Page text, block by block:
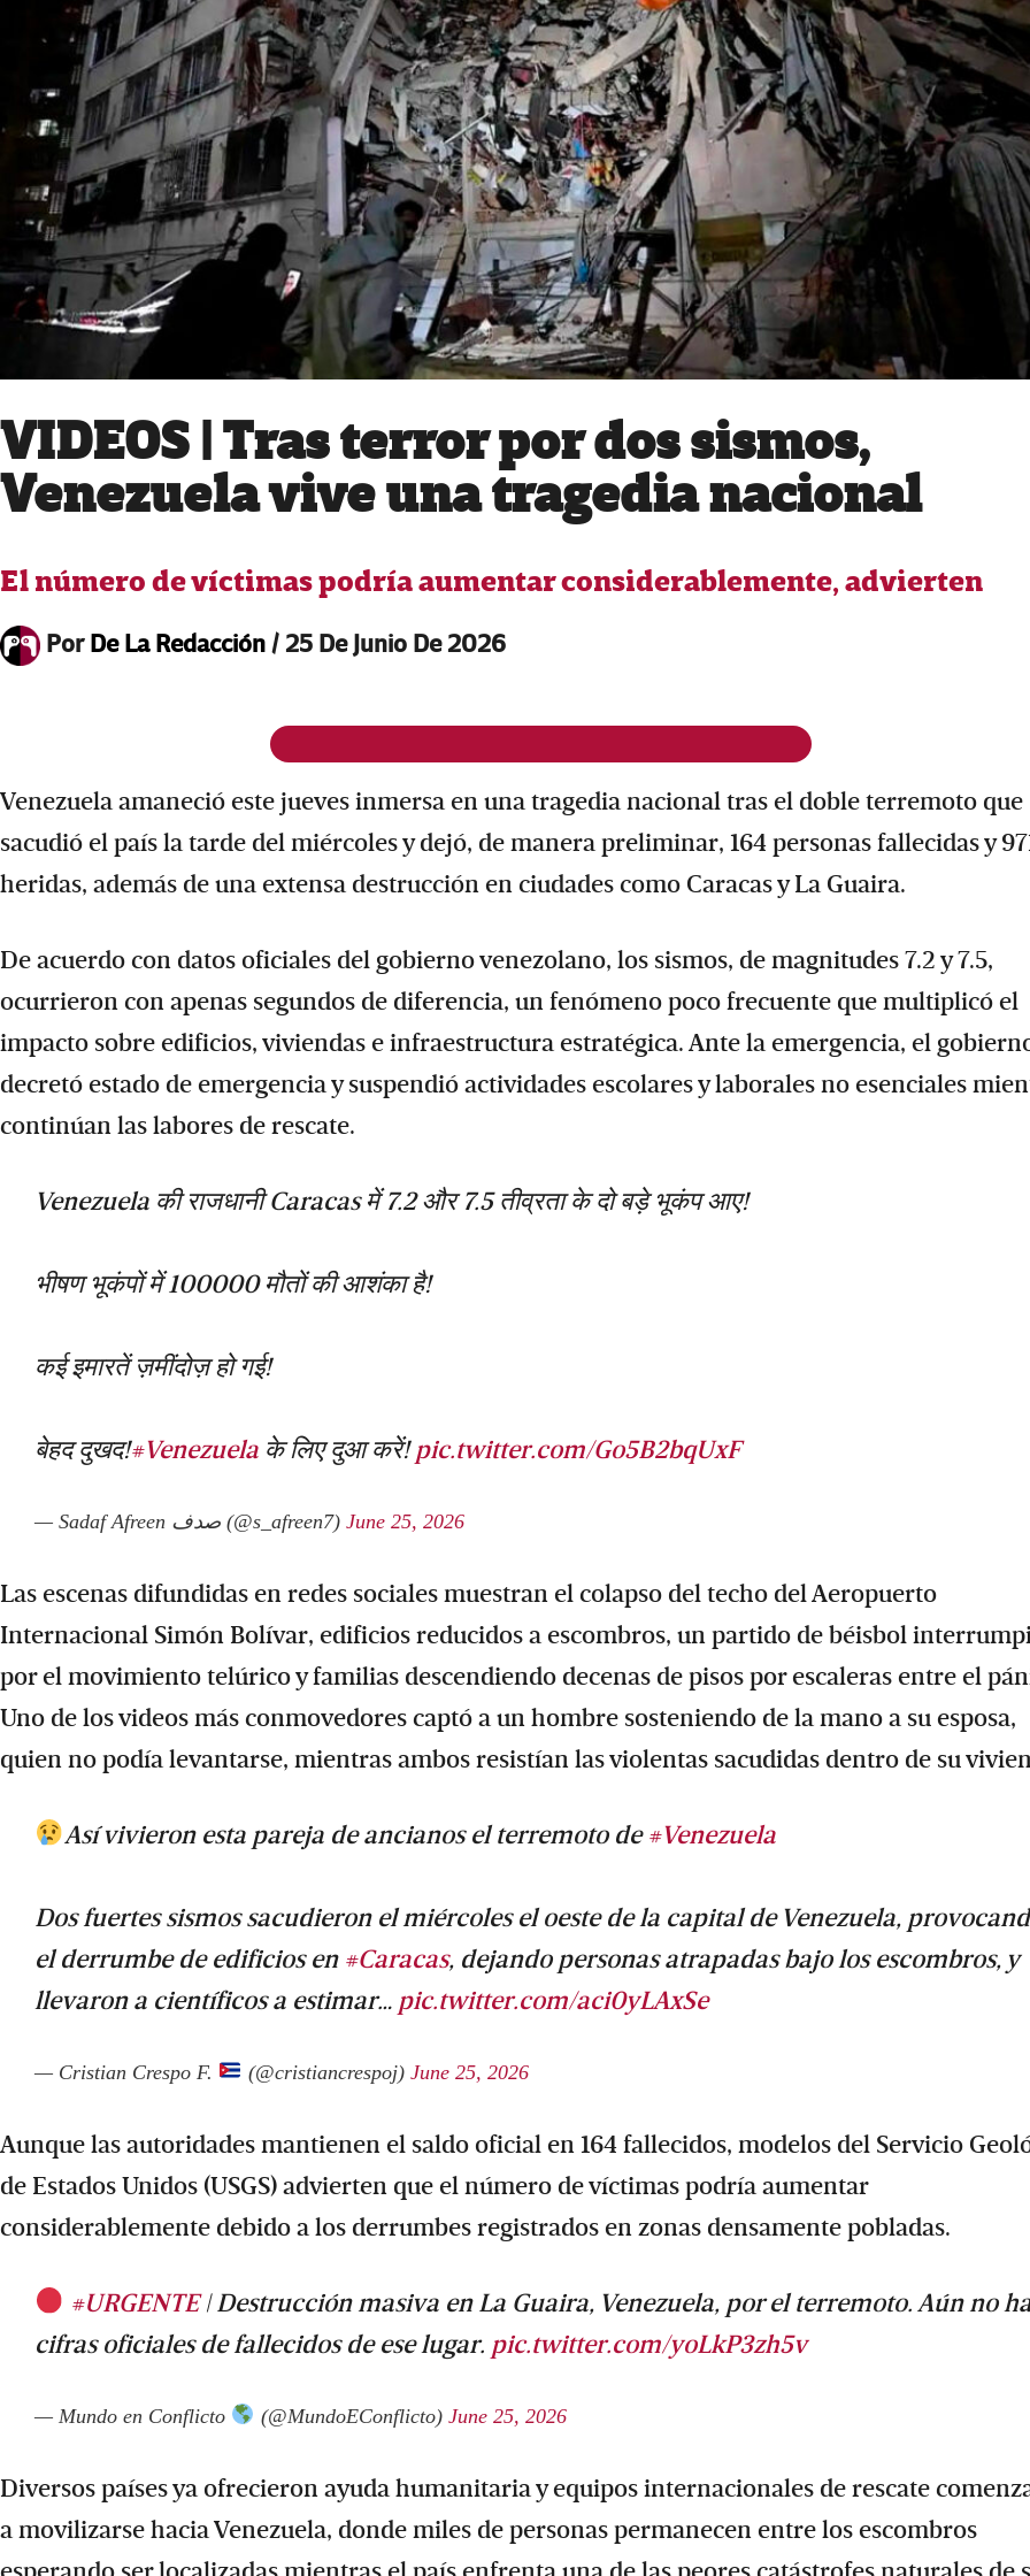
VIDEOS | Tras terror por dos sismos,
Venezuela vive una tragedia nacional
El número de víctimas podría aumentar considerablemente, advierten
PorDe La Redacción/ 25 De Junio De 2026
Venezuela amaneció este jueves inmersa en una tragedia nacional tras el doble terremoto que
sacudió el país la tarde del miércoles y dejó, de manera preliminar, 164 personas fallecidas y
heridas, además de una extensa destrucción en ciudades como Caracas y La Guaira.
De acuerdo con datos oficiales del gobierno venezolano, los sismos, de magnitudes 7.2 y 7.5,
ocurrieron con apenas segundos de diferencia, un fenómeno poco frecuente que multiplicó el
impacto sobre edificios, viviendas e infraestructura estratégica. Ante la emergencia, el
decretó estado de emergencia y suspendió actividades escolares y laborales no esenciales
continúan las labores de rescate.
Venezuela की राजधानी Caracas में 7.2 और 7.5 तीव्रता के दो बड़े भूकंप आए!
भीषण भूकंपों में 100000 मौतों की आशंका है!
कई इमारतें ज़मींदोज़ हो गई!
बेहद दुखद!#Venezuela के लिए दुआ करें!pic.twitter.com/Go5B2bqUxF
— Sadaf Afreen صدف (@s_afreen7) June 25, 2026
Las escenas difundidas en redes sociales muestran el colapso del techo del Aeropuerto
Internacional Simón Bolívar, edificios reducidos a escombros, un partido de béisbol
por el movimiento telúrico y familias descendiendo decenas de pisos por escaleras entre el
Uno de los videos más conmovedores captó a un hombre sosteniendo de la mano a su esposa,
quien no podía levantarse, mientras ambos resistían las violentas sacudidas dentro de su
Así vivieron esta pareja de ancianos el terremoto de#Venezuela
Dos fuertes sismos sacudieron el miércoles el oeste de la capital de Venezuela,
el derrumbe de edificios en #Caracas, dejando personas atrapadas bajo los escombros, y
llevaron a científicos a estimar… pic.twitter.com/aci0yLAxSe
— Cristian Crespo F. (@cristiancrespoj) June 25, 2026
Aunque las autoridades mantienen el saldo oficial en 164 fallecidos, modelos del Servicio
de Estados Unidos (USGS) advierten que el número de víctimas podría aumentar
considerablemente debido a los derrumbes registrados en zonas densamente pobladas.
#URGENTE| Destrucción masiva en La Guaira, Venezuela, por el terremoto. Aún no
cifras oficiales de fallecidos de ese lugar. pic.twitter.com/yoLkP3zh5v
— Mundo en Conflicto (@MundoEConflicto) June 25, 2026
Diversos países ya ofrecieron ayuda humanitaria y equipos internacionales de rescate
a movilizarse hacia Venezuela, donde miles de personas permanecen entre los escombros